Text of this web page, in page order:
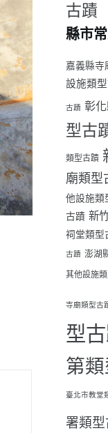
古蹟
縣市
嘉義縣寺
設施類
古蹟 彰
型古
類型古蹟
廟類型
他設施類
古蹟 新
祠堂類型
古蹟 澎湖
其他設施
寺廟類型古
型
第
臺北市教堂
署類